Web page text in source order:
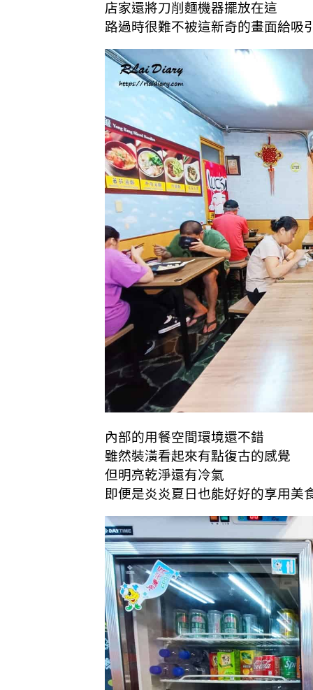
店家還將刀削麵機器擺放在這
路過時很難不被這新奇的畫面給吸
內部的用餐空間環境還不錯
雖然裝潢看起來有點復古的感覺
但明亮乾淨還有冷氣
即便是炎炎夏日也能好好的享用美